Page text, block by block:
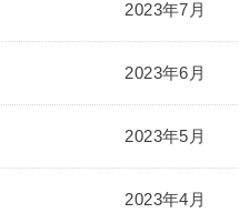
2023年7月
2023年6月
2023年5月
2023年4月